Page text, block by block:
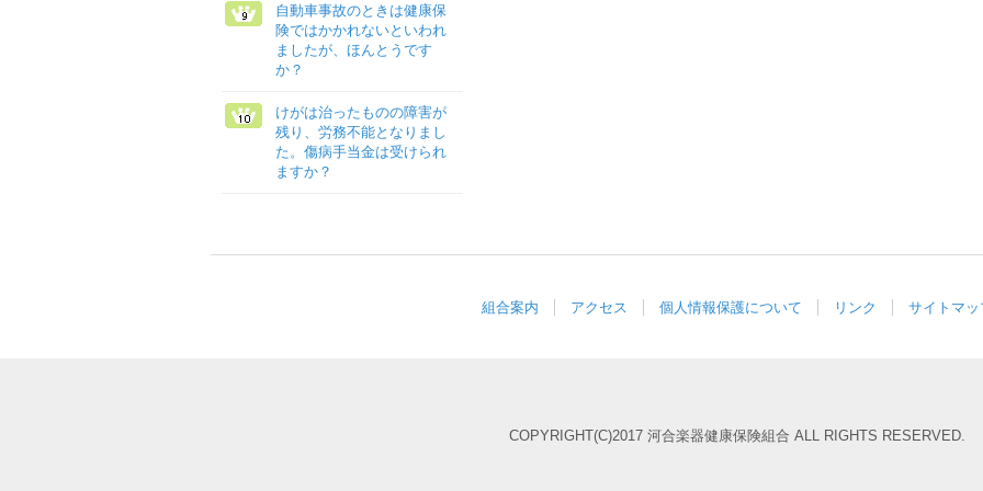
自動車事故のときは健康保
険ではかかれないといわれ
ましたが、ほんとうです
か？
けがは治ったものの障害が
残り、労務不能となりまし
た。傷病手当金は受けられ
ますか？
組合案内 アクセス 個人情報保護について リンク サイトマッ
COPYRIGHT(C)2017 河合楽器健康保険組合 ALL RIGHTS RESERVED.